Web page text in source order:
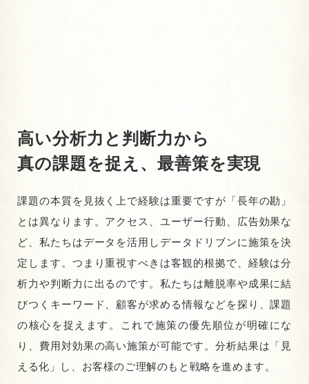
高い分析力と判断力から
真の課題を捉え、最善策を実現
課題の本質を見抜く上で経験は重要ですが「長年の勘」
とは異なります。アクセス、ユーザー行動、広告効果な
ど、私たちはデータを活用しデータドリブンに施策を決
定します。つまり重視すべきは客観的根拠で、経験は分
析力や判断力に出るのです。私たちは離脱率や成果に結
びつくキーワード、顧客が求める情報などを探り、課題
の核心を捉えます。これで施策の優先順位が明確にな
り、費用対効果の高い施策が可能です。分析結果は「見
える化」し、お客様のご理解のもと戦略を進めます。